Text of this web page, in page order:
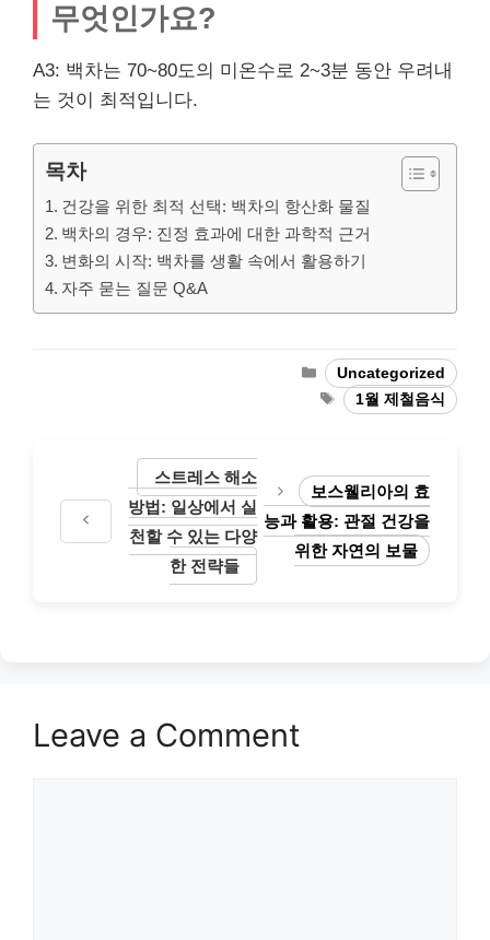
무엇인가요?
A3: 백차는 70~80도의 미온수로 2~3분 동안 우려내
는 것이 최적입니다.
목차
건강을 위한 최적 선택: 백차의 항산화 물질
백차의 경우: 진정 효과에 대한 과학적 근거
변화의 시작: 백차를 생활 속에서 활용하기
자주 묻는 질문 Q&A
Categories
Uncategorized
Tags1월 제철음식
스트레스 해소
방법: 일상에서 실
천할 수 있는 다양
한 전략들
보스웰리아의 효
능과 활용: 관절 건강을
위한 자연의 보물
Leave a Comment